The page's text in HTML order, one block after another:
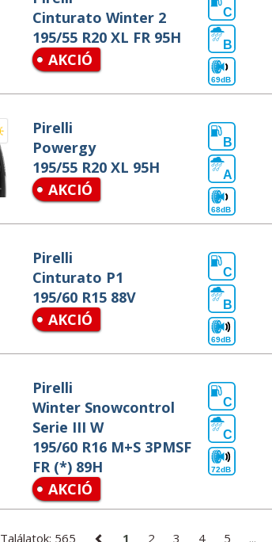
Cinturato Winter 2
195/55 R20 XL FR 95H
AKCIÓ
C
B
69dB
Pirelli
Powergy
195/55 R20 XL 95H
AKCIÓ
B
A
68dB
Pirelli
Cinturato P1
195/60 R15 88V
AKCIÓ
C
B
69dB
Pirelli
Winter Snowcontrol
Serie III W
195/60 R16 M+S 3PMSF
FR (*) 89H
AKCIÓ
C
C
72dB
Találatok: 565 1 2 3 4 5 ...